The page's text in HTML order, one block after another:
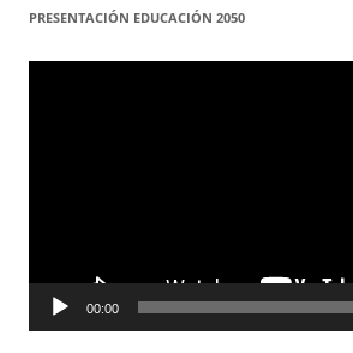
PRESENTACIÓN EDUCACIÓN 2050
Reproductor
00:00